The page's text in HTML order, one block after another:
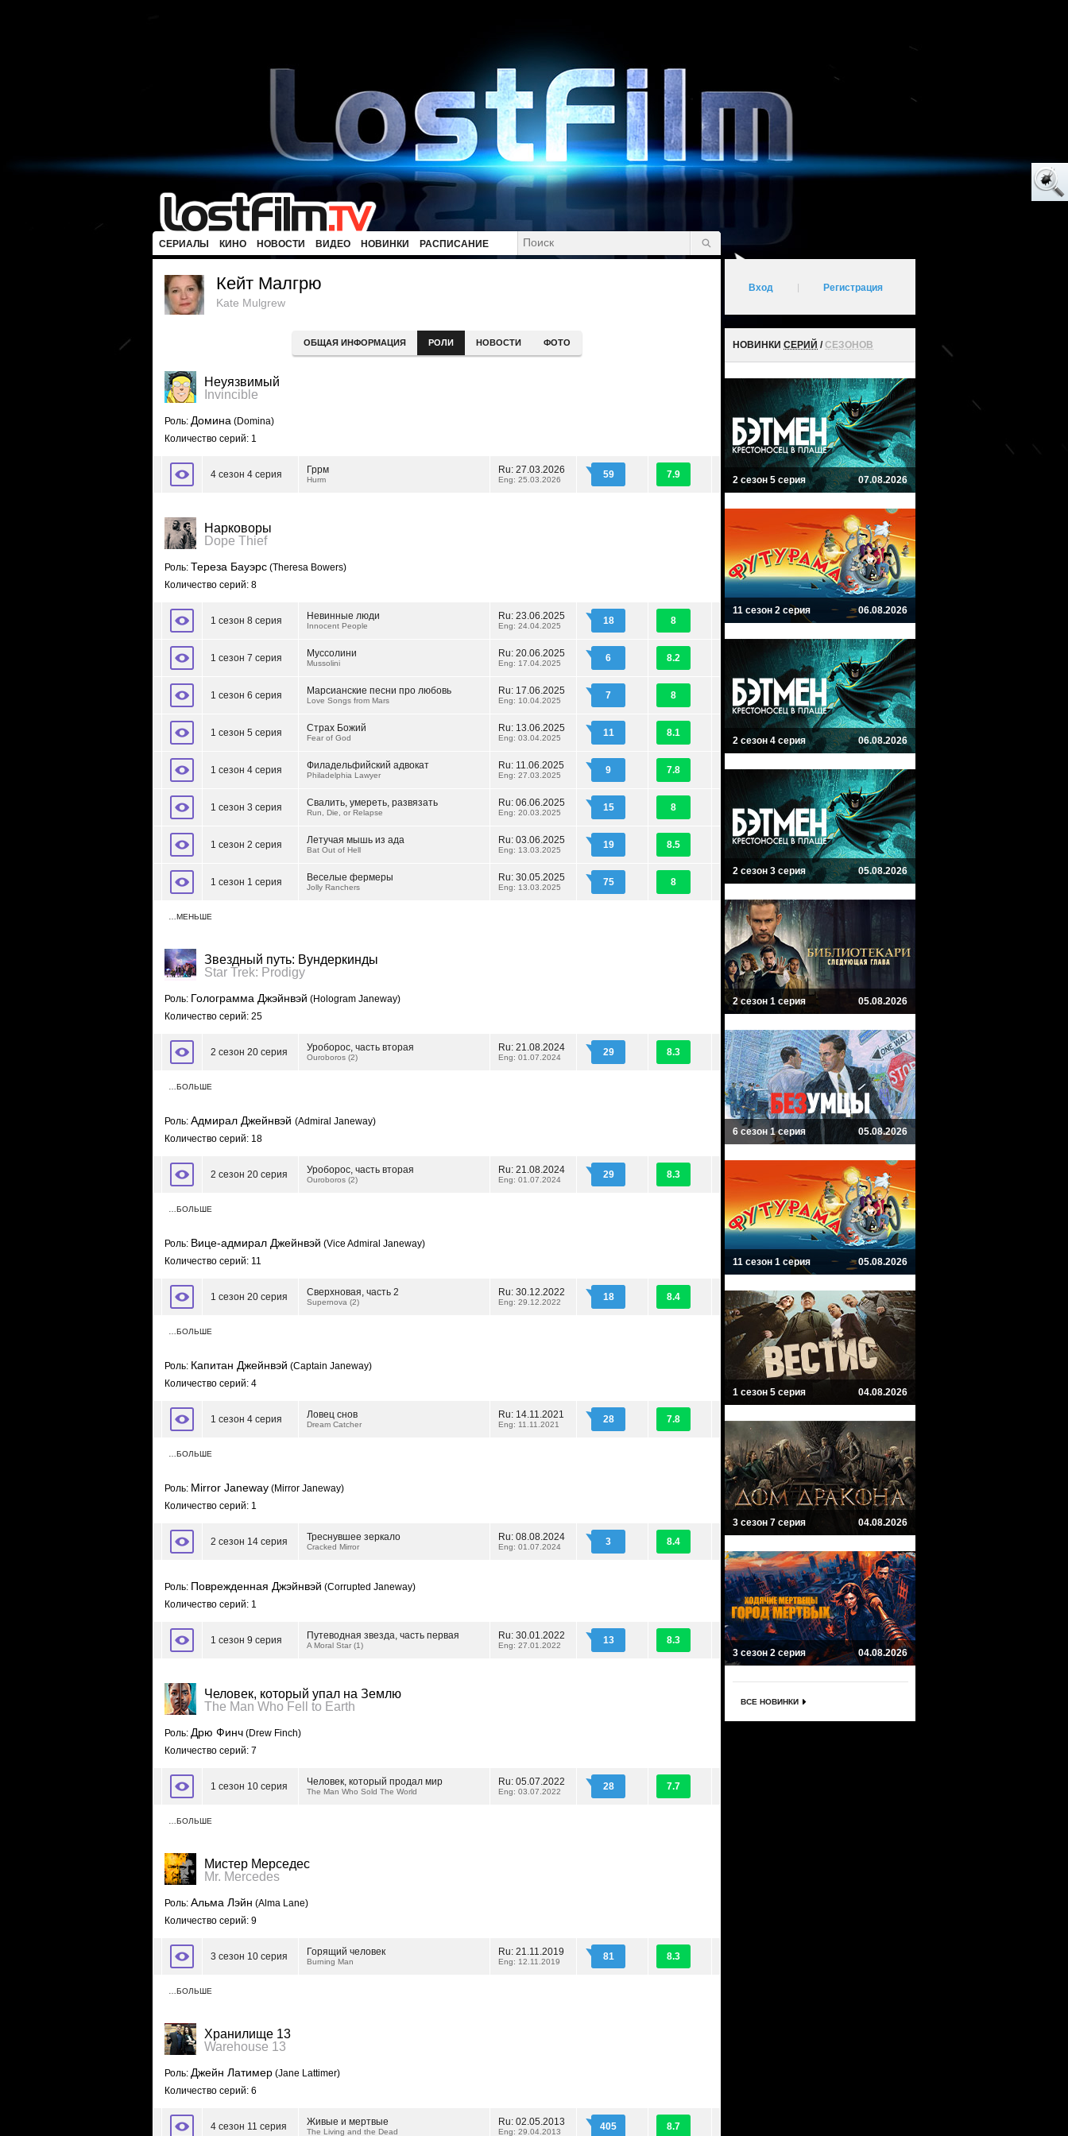
СЕРИАЛЫ КИНО НОВОСТИ ВИДЕО НОВИНКИ РАСПИСАНИЕ
Кейт Малгрю
Kate Mulgrew
ОБЩАЯ ИНФОРМАЦИЯ РОЛИ НОВОСТИ ФОТО
Неуязвимый
Invincible
Роль: Домина (Domina)
Количество серий: 1
4 сезон 4 серия Гррм
Hurm
Ru: 27.03.2026
Eng: 25.03.2026 59 7.9
Нарковоры
Dope Thief
Роль: Тереза Бауэрс (Theresa Bowers)
Количество серий: 8
1 сезон 8 серия Невинные люди
Innocent People
Ru: 23.06.2025
Eng: 24.04.2025 18 8
1 сезон 7 серия Муссолини
Mussolini
Ru: 20.06.2025
Eng: 17.04.2025 6 8.2
1 сезон 6 серия Марсианские песни про любовь
Love Songs from Mars
Ru: 17.06.2025
Eng: 10.04.2025 7 8
1 сезон 5 серия Страх Божий
Fear of God
Ru: 13.06.2025
Eng: 03.04.2025 11 8.1
1 сезон 4 серия Филадельфийский адвокат
Philadelphia Lawyer
Ru: 11.06.2025
Eng: 27.03.2025 9 7.8
1 сезон 3 серия Свалить, умереть, развязать
Run, Die, or Relapse
Ru: 06.06.2025
Eng: 20.03.2025 15 8
1 сезон 2 серия Летучая мышь из ада
Bat Out of Hell
Ru: 03.06.2025
Eng: 13.03.2025 19 8.5
1 сезон 1 серия Веселые фермеры
Jolly Ranchers
Ru: 30.05.2025
Eng: 13.03.2025 75 8
…МЕНЬШЕ
Звездный путь: Вундеркинды
Star Trek: Prodigy
Роль: Голограмма Джэйнвэй (Hologram Janeway)
Количество серий: 25
2 сезон 20 серия Уроборос, часть вторая
Ouroboros (2)
Ru: 21.08.2024
Eng: 01.07.2024 29 8.3
…БОЛЬШЕ
Роль: Адмирал Джейнвэй (Admiral Janeway)
Количество серий: 18
2 сезон 20 серия Уроборос, часть вторая
Ouroboros (2)
Ru: 21.08.2024
Eng: 01.07.2024 29 8.3
…БОЛЬШЕ
Роль: Вице-адмирал Джейнвэй (Vice Admiral Janeway)
Количество серий: 11
1 сезон 20 серия Сверхновая, часть 2
Supernova (2)
Ru: 30.12.2022
Eng: 29.12.2022 18 8.4
…БОЛЬШЕ
Роль: Капитан Джейнвэй (Captain Janeway)
Количество серий: 4
1 сезон 4 серия Ловец снов
Dream Catcher
Ru: 14.11.2021
Eng: 11.11.2021 28 7.8
…БОЛЬШЕ
Роль: Mirror Janeway (Mirror Janeway)
Количество серий: 1
2 сезон 14 серия Треснувшее зеркало
Cracked Mirror
Ru: 08.08.2024
Eng: 01.07.2024 3 8.4
Роль: Поврежденная Джэйнвэй (Corrupted Janeway)
Количество серий: 1
1 сезон 9 серия Путеводная звезда, часть первая
A Moral Star (1)
Ru: 30.01.2022
Eng: 27.01.2022 13 8.3
Человек, который упал на Землю
The Man Who Fell to Earth
Роль: Дрю Финч (Drew Finch)
Количество серий: 7
1 сезон 10 серия Человек, который продал мир
The Man Who Sold The World
Ru: 05.07.2022
Eng: 03.07.2022 28 7.7
…БОЛЬШЕ
Мистер Мерседес
Mr. Mercedes
Роль: Альма Лэйн (Alma Lane)
Количество серий: 9
3 сезон 10 серия Горящий человек
Burning Man
Ru: 21.11.2019
Eng: 12.11.2019 81 8.3
…БОЛЬШЕ
Хранилище 13
Warehouse 13
Роль: Джейн Латимер (Jane Lattimer)
Количество серий: 6
4 сезон 11 серия Живые и мертвые
The Living and the Dead
Ru: 02.05.2013
Eng: 29.04.2013 405 8.7
Вход Регистрация
НОВИНКИ СЕРИЙ /СЕЗОНОВ
2 сезон 5 серия 07.08.2026
11 сезон 2 серия 06.08.2026
2 сезон 4 серия 06.08.2026
2 сезон 3 серия 05.08.2026
2 сезон 1 серия 05.08.2026
6 сезон 1 серия 05.08.2026
11 сезон 1 серия 05.08.2026
1 сезон 5 серия 04.08.2026
3 сезон 7 серия 04.08.2026
3 сезон 2 серия 04.08.2026
ВСЕ НОВИНКИ